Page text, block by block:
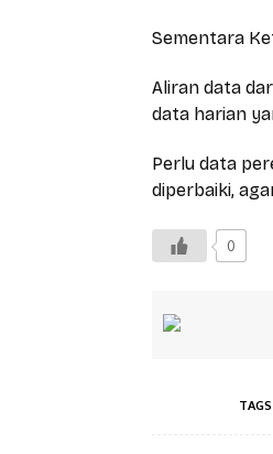
Sementara
Aliran data
data harian
Perlu data
diperbaiki,
0
TAGS